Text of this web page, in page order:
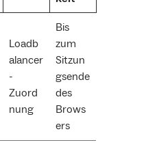
Loadb
alancer
-
Zuord
nung
Bis
zum
Sitzun
gsende
des
Brows
ers